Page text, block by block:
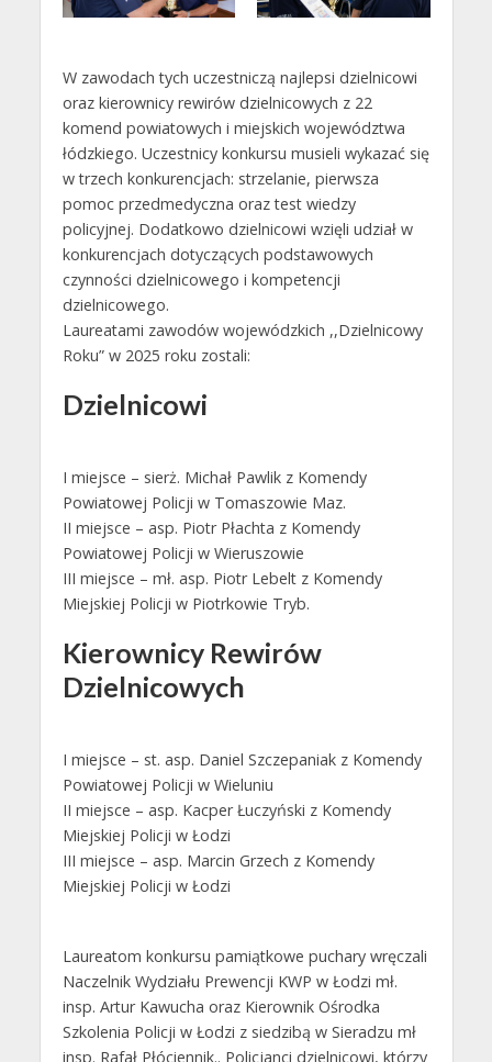
W zawodach tych uczestniczą najlepsi dzielnicowi
oraz kierownicy rewirów dzielnicowych z 22
komend powiatowych i miejskich województwa
łódzkiego. Uczestnicy konkursu musieli wykazać się
w trzech konkurencjach: strzelanie, pierwsza
pomoc przedmedyczna oraz test wiedzy
policyjnej. Dodatkowo dzielnicowi wzięli udział w
konkurencjach dotyczących podstawowych
czynności dzielnicowego i kompetencji
dzielnicowego.
Laureatami zawodów wojewódzkich ,,Dzielnicowy
Roku” w 2025 roku zostali:
Dzielnicowi
I miejsce – sierż. Michał Pawlik z Komendy
Powiatowej Policji w Tomaszowie Maz.
II miejsce – asp. Piotr Płachta z Komendy
Powiatowej Policji w Wieruszowie
III miejsce – mł. asp. Piotr Lebelt z Komendy
Miejskiej Policji w Piotrkowie Tryb.
Kierownicy Rewirów
Dzielnicowych
I miejsce – st. asp. Daniel Szczepaniak z Komendy
Powiatowej Policji w Wieluniu
II miejsce – asp. Kacper Łuczyński z Komendy
Miejskiej Policji w Łodzi
III miejsce – asp. Marcin Grzech z Komendy
Miejskiej Policji w Łodzi
Laureatom konkursu pamiątkowe puchary wręczali
Naczelnik Wydziału Prewencji KWP w Łodzi mł.
insp. Artur Kawucha oraz Kierownik Ośrodka
Szkolenia Policji w Łodzi z siedzibą w Sieradzu mł
insp. Rafał Płóciennik.. Policjanci dzielnicowi, którzy